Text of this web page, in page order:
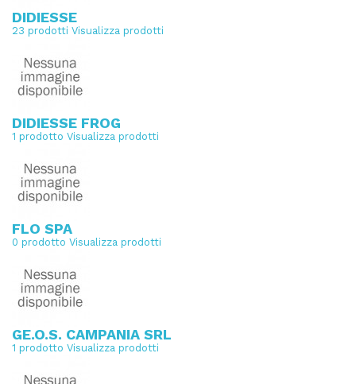
DIDIESSE
23 prodotti Visualizza prodotti
DIDIESSE FROG
1 prodotto Visualizza prodotti
FLO SPA
0 prodotto Visualizza prodotti
GE.O.S. CAMPANIA SRL
1 prodotto Visualizza prodotti